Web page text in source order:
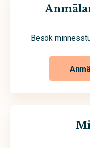
Besök